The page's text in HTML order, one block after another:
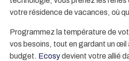
votre résidence de vacances, où
Programmez la température de
vos besoins, tout en gardant un
budget. Ecosydevient votre allié